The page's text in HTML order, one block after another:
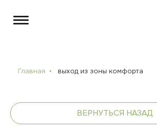
Главная выход из зоны комфорта
ВЕРНУТЬСЯ НАЗАД